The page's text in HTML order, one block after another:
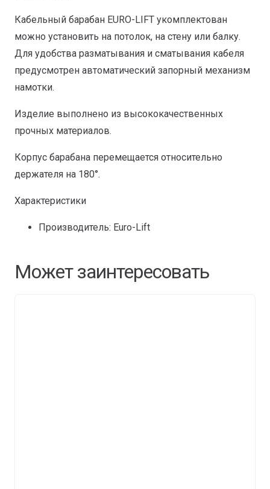
Кабельный барабан EURO-LIFT укомплектован
можно установить на потолок, на стену или балку.
Для удобства разматывания и сматывания кабеля
предусмотрен автоматический запорный механизм
намотки.
Изделие выполнено из высококачественных
прочных материалов.
Корпус барабана перемещается относительно
держателя на 180°.
Характеристики
Производитель: Euro-Lift
Может заинтересовать